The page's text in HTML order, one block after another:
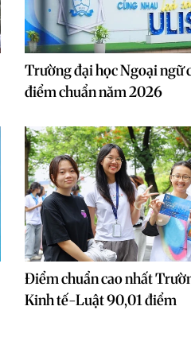
Trường đại học Ngoại ngữ
điểm chuẩn năm 2026
Điểm chuẩn cao nhất
Kinh tế-Luật 90,01 điểm